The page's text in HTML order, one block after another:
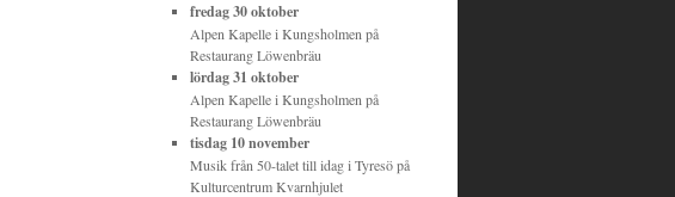
fredag 30 oktober
Alpen Kapelle i Kungsholmen på
Restaurang Löwenbräu
lördag 31 oktober
Alpen Kapelle i Kungsholmen på
Restaurang Löwenbräu
tisdag 10 november
Musik från 50-talet till idag i Tyresö på
Kulturcentrum Kvarnhjulet